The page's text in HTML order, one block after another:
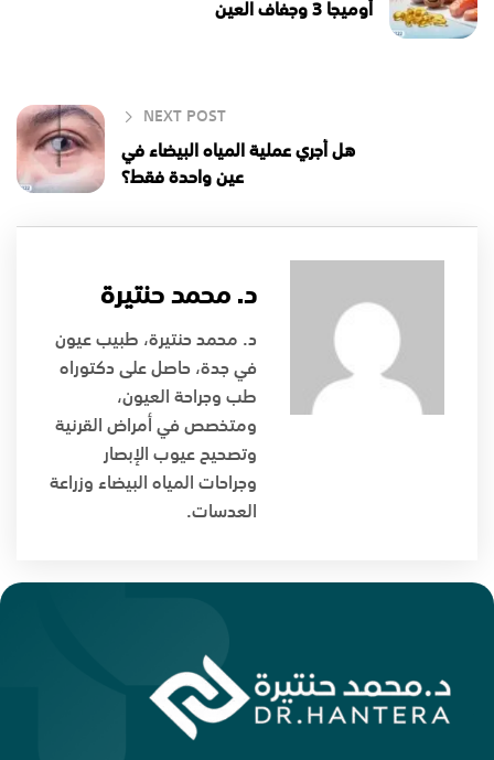
أوميجا 3 وجفاف العين
NEXT POST
هل أُجري عملية المياه البيضاء في
عين واحدة فقط؟
د. محمد حنتيرة
د. محمد حنتيرة، طبيب عيون
في جدة، حاصل على دكتوراه
طب وجراحة العيون،
ومتخصص في أمراض القرنية
وتصحيح عيوب الإبصار
وجراحات المياه البيضاء وزراعة
العدسات.